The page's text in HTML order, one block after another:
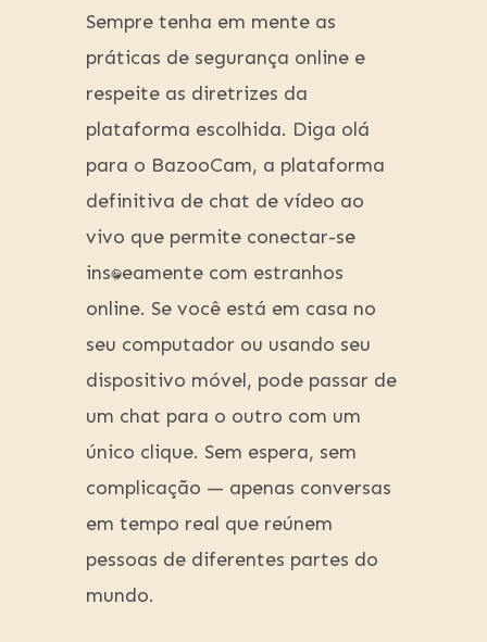
Sempre tenha em mente as
práticas de segurança online e
respeite as diretrizes da
plataforma escolhida. Diga olá
para o BazooCam, a plataforma
definitiva de chat de vídeo ao
vivo que permite conectar-se
instantaneamente com estranhos
online. Se você está em casa no
seu computador ou usando seu
dispositivo móvel, pode passar de
um chat para o outro com um
único clique. Sem espera, sem
complicação — apenas conversas
em tempo real que reúnem
pessoas de diferentes partes do
mundo.